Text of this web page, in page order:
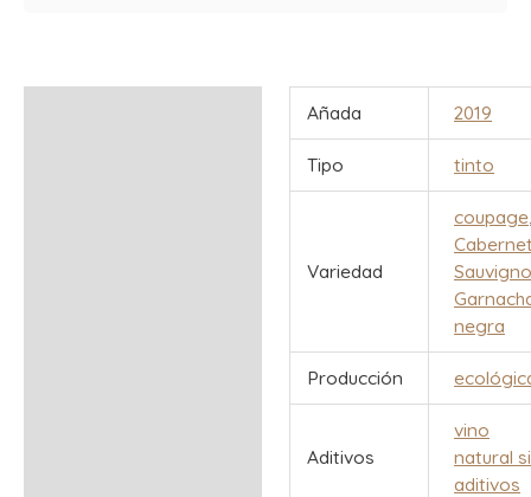
Añada 2019
Tipo tinto
Variedad
coupage
negra
Producción
Aditivos
vino
natural
aditivos